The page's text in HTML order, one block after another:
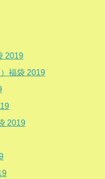
2019
福袋 2019
2019